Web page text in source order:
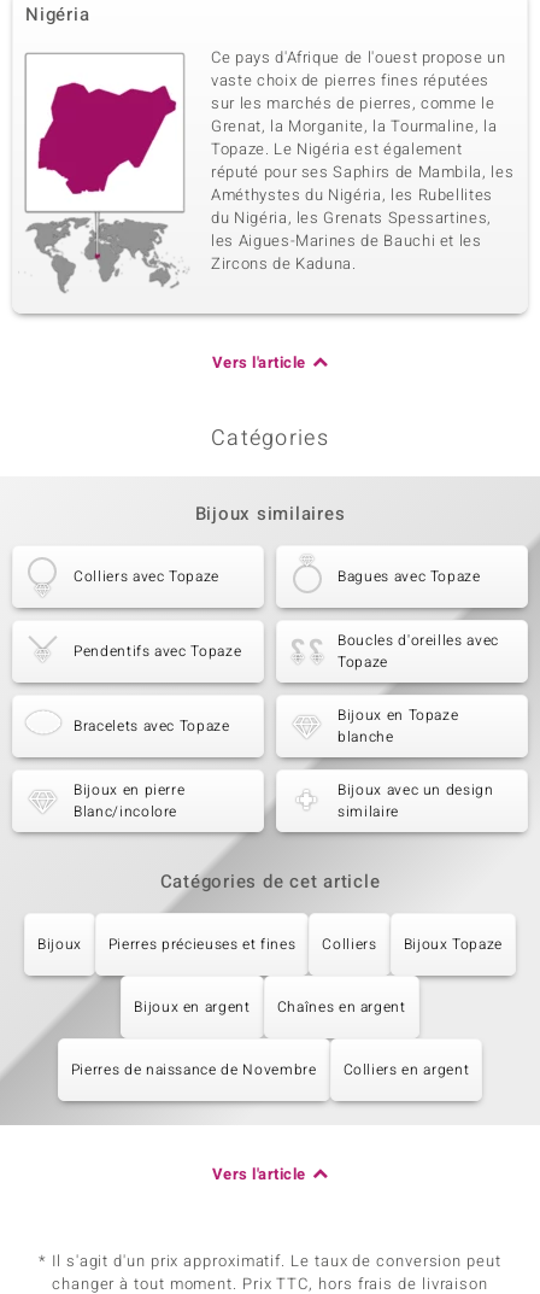
Poids total en carat
Serti griffe
Origine
Tanzanie
Nigéria
Ce pays d'Afrique de l'ouest propose un
vaste choix de pierres fines réputées
sur les marchés de pierres, comme le
Grenat, la Morganite, la Tourmaline, la
Topaze. Le Nigéria est également
réputé pour ses Saphirs de Mambila, les
Améthystes du Nigéria, les Rubellites
du Nigéria, les Grenats Spessartines,
les Aigues-Marines de Bauchi et les
Zircons de Kaduna.
Vers l'article
Catégories
Bijoux similaires
Colliers avec Topaze Bagues avec Topaze
Pendentifs avec Topaze
Boucles d'oreilles avec
Topaze
Bracelets avec Topaze
Bijoux en Topaze
blanche
Bijoux en pierre
Blanc/incolore
Bijoux avec un design
similaire
Catégories de cet article
Bijoux Pierres précieuses et fines Colliers Bijoux Topaze
Bijoux en argent Chaînes en argent
Pierres de naissance de Novembre Colliers en argent
Vers l'article
* Il s'agit d'un prix approximatif. Le taux de conversion peut
changer à tout moment. Prix TTC, hors frais de livraison